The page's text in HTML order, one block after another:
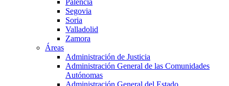
Palencia
Segovia
Soria
Valladolid
Zamora
Áreas
Administración de Justicia
Administración General de las Comunidades
Autónomas